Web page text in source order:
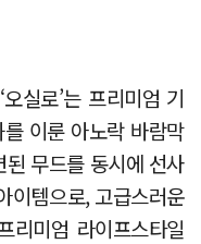
실로’는 프리미엄 기
이룬 아노락 바람막
무드를 동시에 선사
이템으로, 고급스러운
리미엄 라이프스타일